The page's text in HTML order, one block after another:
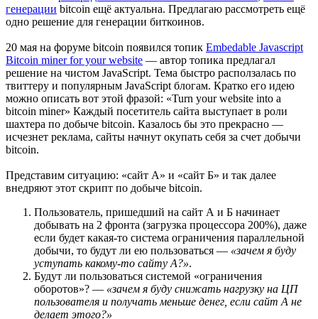
генерации bitcoin ещё актуальна. Предлагаю рассмотреть ещё
одно решение для генерации биткоинов.
20 мая на форуме bitcoin появился топик Embedable Javascript
Bitcoin miner for your website — автор топика предлагал
решение на чистом JavaScript. Тема быстро расползалась по
твиттеру и популярным JavaScript блогам. Кратко его идею
можно описать вот этой фразой: «Turn your website into a
bitcoin miner» Каждый посетитель сайта выступает в роли
шахтера по добыче bitcoin. Казалось бы это прекрасно —
исчезнет реклама, сайты начнут окупать себя за счет добычи
bitcoin.
Представим ситуацию: «сайт А» и «сайт Б» и так далее
внедряют этот скрипт по добыче bitcoin.
Пользователь, пришедший на сайт А и Б начинает
добывать на 2 фронта (загрузка процессора 200%), даже
если будет какая-то система ограничения параллельной
добычи, то будут ли ею пользоваться — «зачем я буду
уступать какому-то сайту А?».
Будут ли пользоваться системой «ограничения
оборотов»? — «зачем я буду снижать нагрузку на ЦП
пользователя и получать меньше денег, если сайт А не
делает этого?»